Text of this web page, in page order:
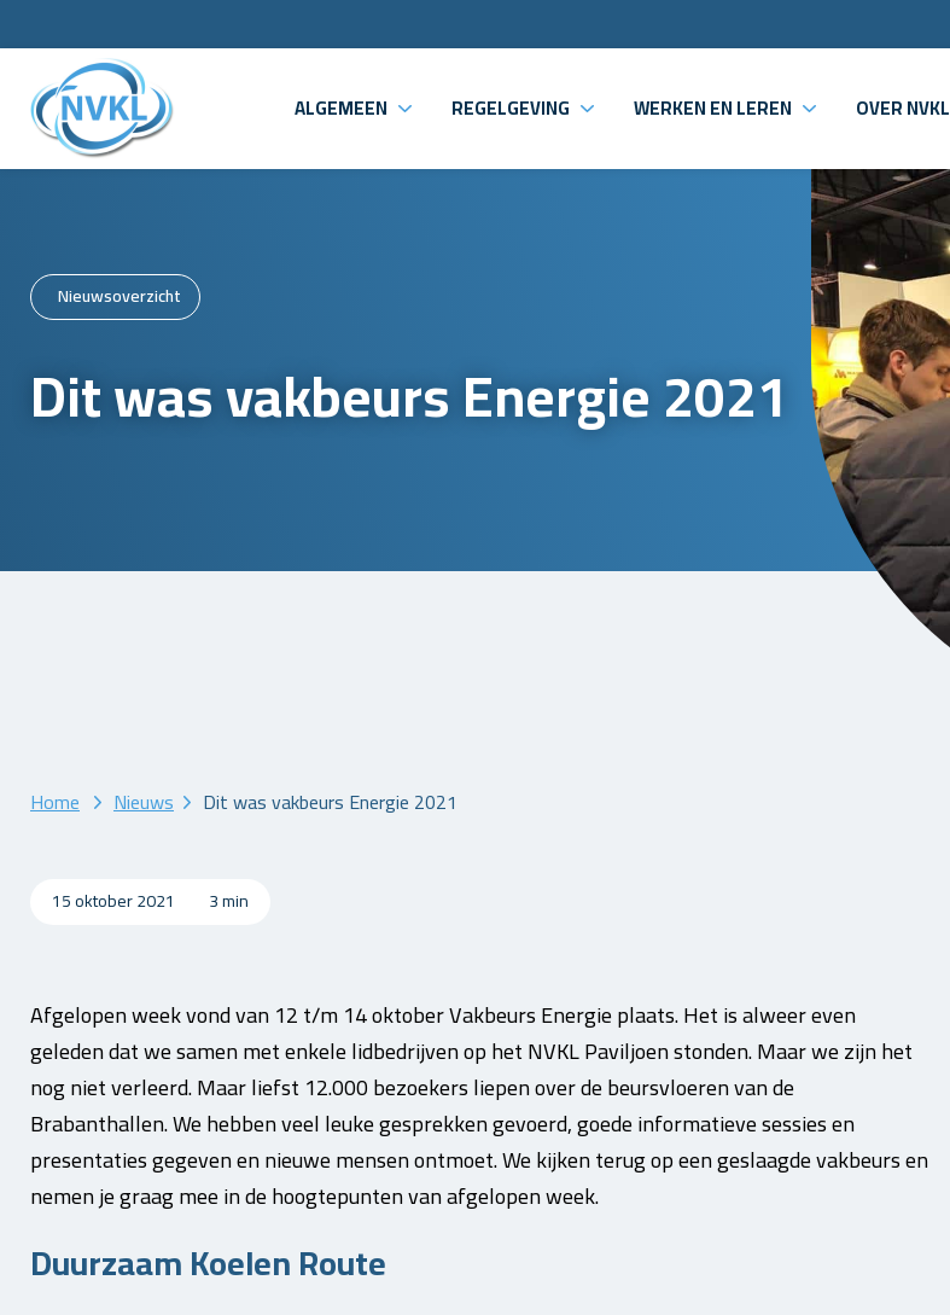
ALGEMEEN REGELGEVING WERKEN EN LEREN OVER NVKL
Nieuwsoverzicht
Dit was vakbeurs Energie 2021
Home Nieuws Dit was vakbeurs Energie 2021
15 oktober 2021 3 min
Afgelopen week vond van 12 t/m 14 oktober Vakbeurs Energie plaats. Het is alweer even
geleden dat we samen met enkele lidbedrijven op het NVKL Paviljoen stonden. Maar we zijn het
nog niet verleerd. Maar liefst 12.000 bezoekers liepen over de beursvloeren van de
Brabanthallen. We hebben veel leuke gesprekken gevoerd, goede informatieve sessies en
presentaties gegeven en nieuwe mensen ontmoet. We kijken terug op een geslaagde vakbeurs en
nemen je graag mee in de hoogtepunten van afgelopen week.
Duurzaam Koelen Route